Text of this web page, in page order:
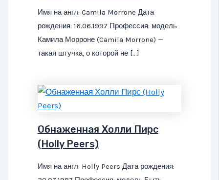
Имя на англ: Camila Morrone Дата
рождения: 16.06.1997 Профессия: модель
Камила Морроне (Camila Morrone) —
такая штучка, о которой не […]
Обнаженная Холли Пирс
(Holly Peers)
Имя на англ: Holly Peers Дата рождения: